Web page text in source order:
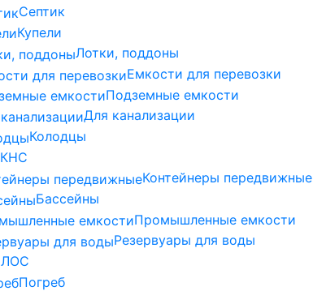
Септик
Купели
Лотки, поддоны
Емкости для перевозки
Подземные емкости
Для канализации
Колодцы
КНС
Контейнеры передвижные
Бассейны
Промышленные емкости
Резервуары для воды
ЛОС
Погреб